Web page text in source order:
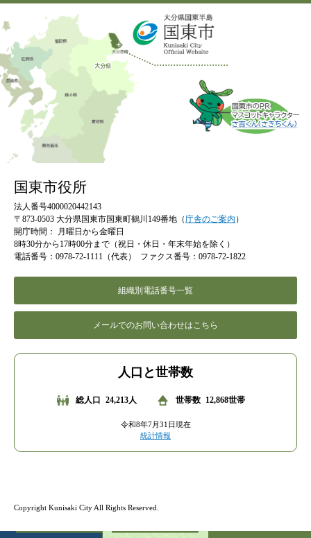
国東市役所
法人番号4000020442143
〒873-0503 大分県国東市国東町鶴川149番地（庁舎のご案内 ）
開庁時間：
月曜日から金曜日
8時30分から17時00分まで（祝日・休日・年末年始を除く）
電話番号：0978-72-1111（代表）
ファクス番号：0978-72-1822
組織別電話番号一覧
メールでのお問い合わせはこちら
人口と世帯数
総人口 24,213人 世帯数 12,868世帯
令和8年7月31日現在
統計情報
Copyright Kunisaki City All Rights Reserved.